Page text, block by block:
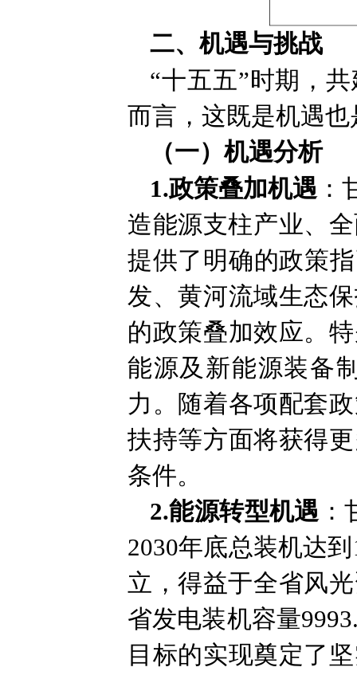
二、机遇与挑战
“十五五”时期，
而言，这既是机遇
（一）机遇分析
1.政策叠加机遇：
造能源支柱产业、
提供了明确的政策
发、黄河流域生态
的政策叠加效应。
能源及新能源装备
力。随着各项配套
扶持等方面将获得
条件。
2.能源转型机遇：
2030年底总装机达
立，得益于全省风
省发电装机容量
目标的实现奠定了